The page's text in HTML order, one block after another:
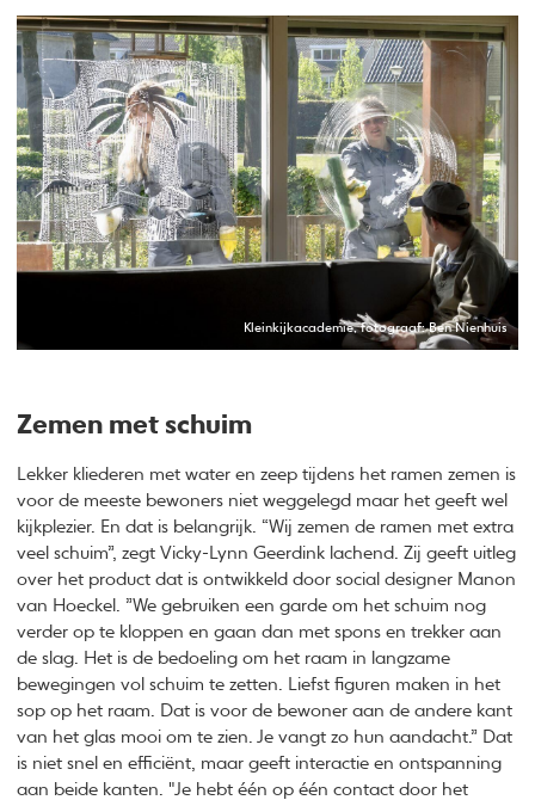
Kleinkijkacademie, fotograaf: Ben Nienhuis
Zemen met schuim
Lekker kliederen met water en zeep tijdens het ramen zemen is
voor de meeste bewoners niet weggelegd maar het geeft wel
kijkplezier. En dat is belangrijk. “Wij zemen de ramen met extra
veel schuim”, zegt Vicky-Lynn Geerdink lachend. Zij geeft uitleg
over het product dat is ontwikkeld door social designer Manon
van Hoeckel. ”We gebruiken een garde om het schuim nog
verder op te kloppen en gaan dan met spons en trekker aan
de slag. Het is de bedoeling om het raam in langzame
bewegingen vol schuim te zetten. Liefst figuren maken in het
sop op het raam. Dat is voor de bewoner aan de andere kant
van het glas mooi om te zien. Je vangt zo hun aandacht.” Dat
is niet snel en efficiënt, maar geeft interactie en ontspanning
aan beide kanten. "Je hebt één op één contact door het